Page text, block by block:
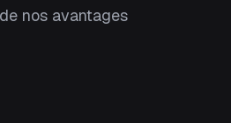
nos avantages